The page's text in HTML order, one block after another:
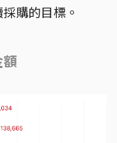
購的目標。